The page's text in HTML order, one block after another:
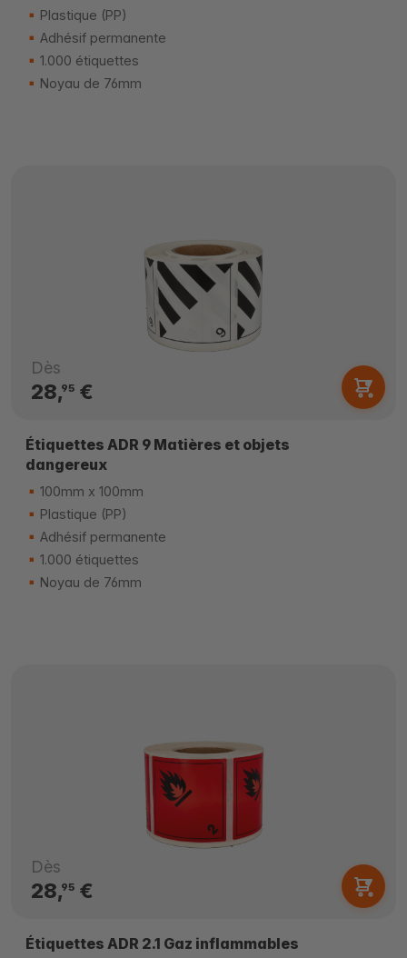
Plastique (PP)
Adhésif permanente
1.000 étiquettes
Noyau de 76mm
Dès
28,95€
Étiquettes ADR 9 Matières et objets
dangereux
100mm x 100mm
Plastique (PP)
Adhésif permanente
1.000 étiquettes
Noyau de 76mm
Dès
28,95€
Étiquettes ADR 2.1 Gaz inflammables